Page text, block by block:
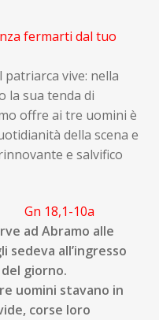
fermarti dal tuo
vive: nella
la sua tenda di
offre ai tre uomini è
della scena e
e salvifico
Gn 18,1-10a
ad Abramo alle
sedeva all’ingresso
giorno.
uomini stavano in
corse loro